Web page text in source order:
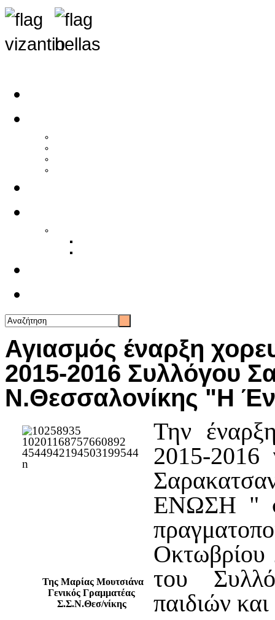
Αγιασμός έναρξη
2015-2016 Συλλόγου
Ν.Θεσσαλονίκης "Η
Της Μαρίας Μουτσιάνα
Γενικός Γραμματέας
Σ.Σ.Ν.Θεσ/νίκης
Την
2015-2016
ΕΝΩΣΗ "
Οκτωβρίου
του
παιδιών